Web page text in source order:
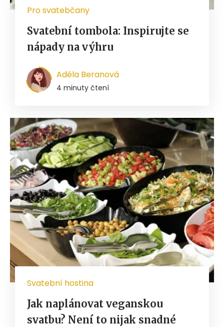
Pro svatebčany
Svatební tombola: Inspirujte se
nápady na výhru
Adéla Beranová
4 minuty čtení
Svatební hostina
Jak naplánovat veganskou
svatbu? Není to nijak snadné